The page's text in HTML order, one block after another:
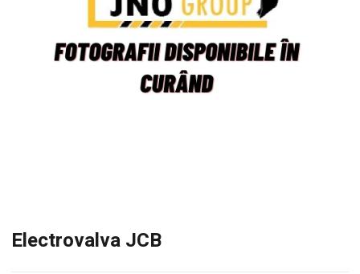
Electrovalva JCB